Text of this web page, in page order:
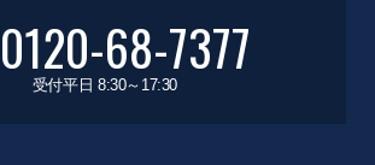
0120-68-7377
受付平日 8:30～17:30